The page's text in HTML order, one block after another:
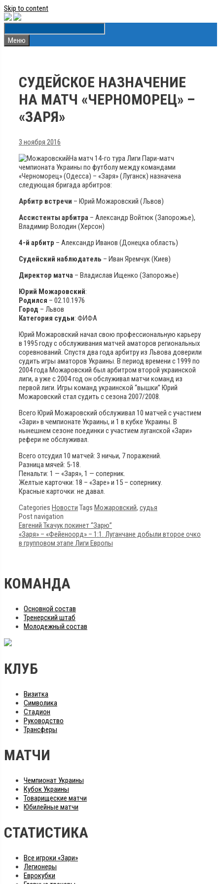
Skip to content
Меню
СУДЕЙСКОЕ НАЗНАЧЕНИЕ
НА МАТЧ «ЧЕРНОМОРЕЦ» –
«ЗАРЯ»
3 ноября 2016
На матч 14-го тура Лиги Пари-матч
чемпионата Украины по футболу между командами
«Черноморец» (Одесса) – «Заря» (Луганск) назначена
следующая бригада арбитров:
Арбитр встречи – Юрий Можаровский (Львов)
Ассистенты арбитра – Александр Войтюк (Запорожье),
Владимир Володин (Херсон)
4-й арбитр – Александр Иванов (Донецка область)
Судейский наблюдатель – Иван Яремчук (Киев)
Директор матча – Владислав Ищенко (Запорожье)
Юрий Можаровский:
Родился – 02.10.1976
Город – Львов
Категория судьи: ФИФА
Юрий Можаровский начал свою профессиональную карьеру
в 1995 году с обслуживания матчей аматоров региональных
соревнований. Спустя два года арбитру из Львова доверили
судить игры аматоров Украины. В период времени с 1999 по
2004 года Можаровский был арбитром второй украинской
лиги, а уже с 2004 год он обслуживал матчи команд из
первой лиги. Игры команд украинской “вышки” Юрий
Можаровский стал судить с сезона 2007/2008.
Всего Юрий Можаровский обслуживал 10 матчей с участием
«Зари» в чемпионате Украины, и 1 в кубке Украины. В
нынешнем сезоне поединки с участием луганской «Зари»
рефери не обслуживал.
Всего отсудил 10 матчей: 3 ничьи, 7 поражений.
Разница мячей: 5-18.
Пенальти: 1 — «Заря», 1 — соперник.
Желтые карточки: 18 – «Заре» и 15 – сопернику.
Красные карточки: не давал.
Categories Новости Tags Можаровский, судья
Post navigation
Евгений Ткачук покинет “Зарю”
«Заря» – «Фейеноорд» – 1:1. Луганчане добыли второе очко
в групповом этапе Лиги Европы
КОМАНДА
Основной состав
Тренерский штаб
Молодежный состав
КЛУБ
Визитка
Символика
Стадион
Руководство
Трансферы
МАТЧИ
Чемпионат Украины
Кубок Украины
Товарищеские матчи
Юбилейные матчи
СТАТИСТИКА
Все игроки «Зари»
Легионеры
Еврокубки